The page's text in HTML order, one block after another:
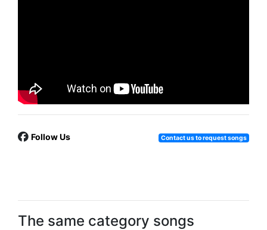
Follow Us Contact us to request songs
The same category songs